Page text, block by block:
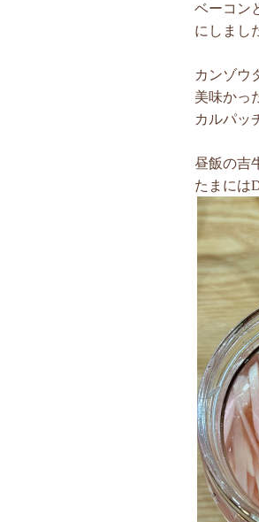
ベーコン
にしまし
カンゾウ
美味かっ
カルパッ
昼飯の吉
たまには